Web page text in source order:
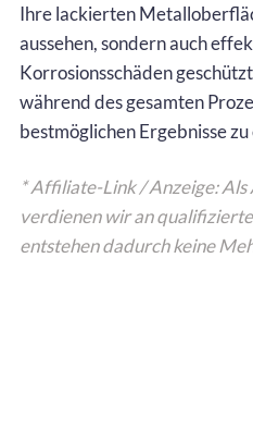
Ihre lackierten
aussehen, sondern auch
Korrosionsschäden
während des gesamten
bestmöglichen Ergebnisse
* Affiliate-Link / Anzeige:
verdienen wir an
entstehen dadurch keine